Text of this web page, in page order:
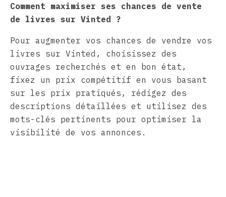
Comment maximiser ses chances de vente
de livres sur Vinted ?
Pour augmenter vos chances de vendre vos
livres sur Vinted, choisissez des
ouvrages recherchés et en bon état,
fixez un prix compétitif en vous basant
sur les prix pratiqués, rédigez des
descriptions détaillées et utilisez des
mots-clés pertinents pour optimiser la
visibilité de vos annonces.